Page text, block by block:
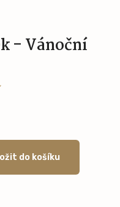
- Vánoční
do košíku